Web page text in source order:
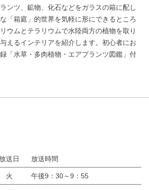
ンツ、鉱物、化石などをガラスの箱に配し
「箱庭」的世界を気軽に形にできるところ
ウムとテラリウムで水陸両方の植物を取り
えるインテリアを紹介します。初心者にお
「水草・多肉植物・エアプランツ図鑑」付
放送日 放送時間
火 午後9：30～9：55